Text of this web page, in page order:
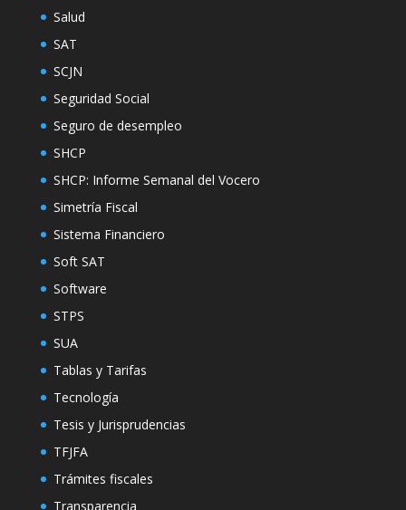
Salud
SAT
SCJN
Seguridad Social
Seguro de desempleo
SHCP
SHCP: Informe Semanal del Vocero
Simetría Fiscal
Sistema Financiero
Soft SAT
Software
STPS
SUA
Tablas y Tarifas
Tecnología
Tesis y Jurisprudencias
TFJFA
Trámites fiscales
Transparencia